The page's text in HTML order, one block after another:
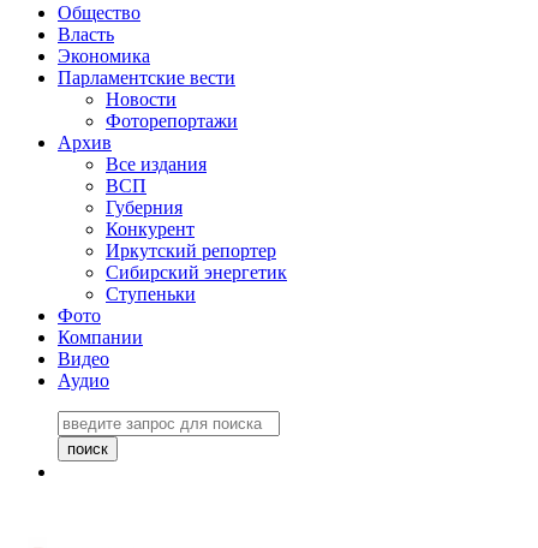
Общество
Власть
Экономика
Парламентские вести
Новости
Фоторепортажи
Архив
Все издания
ВСП
Губерния
Конкурент
Иркутский репортер
Сибирский энергетик
Ступеньки
Фото
Компании
Видео
Аудио